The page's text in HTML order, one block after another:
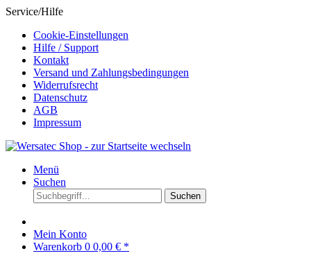
Service/Hilfe
Cookie-Einstellungen
Hilfe / Support
Kontakt
Versand und Zahlungsbedingungen
Widerrufsrecht
Datenschutz
AGB
Impressum
Menü
Suchen
Suchen
Mein Konto
Warenkorb 0 0,00 € *